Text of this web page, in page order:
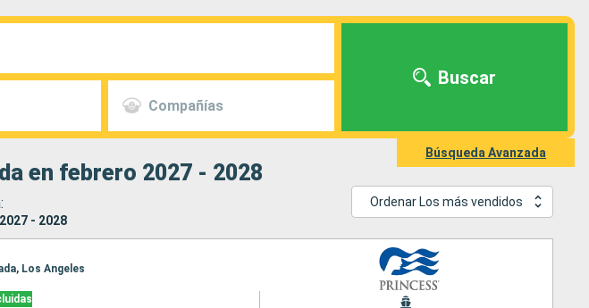
Compañías
Buscar
Búsqueda Avanzada
en febrero 2027 - 2028
- 2028
Ordenar Los más vendidos
Los Angeles